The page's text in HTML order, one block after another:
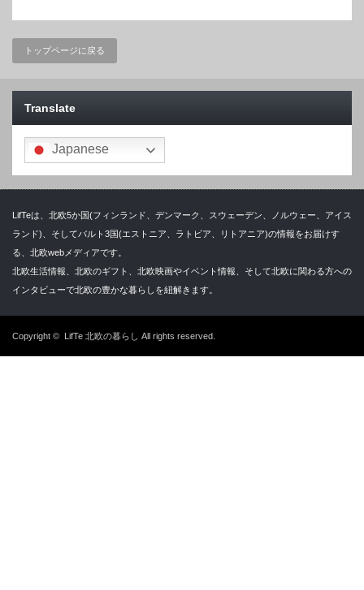
トップページに戻る
Translate
Japanese
LifTeは、北欧5か国(フィンランド、デンマーク、スウェーデン、ノルウェー、アイス
ランド)、そしてバルト3国(エストニア、ラトビア、リトアニア)の情報をお届けす
る、北欧webメディアです。
北欧生活情報、北欧のギフト、北欧映画やイベント情報、そして北欧に関わる方への
インタビューで北欧の豊かな暮らしを紐解きます。
Copyright © LifTe 北欧の暮らし All rights reserved.